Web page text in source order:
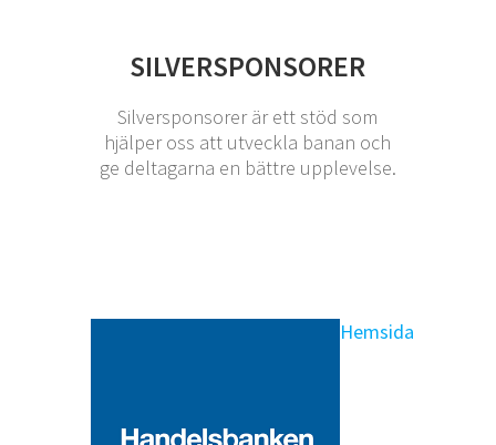
SILVERSPONSORER
Silversponsorer är ett stöd som
hjälper oss att utveckla banan och
ge deltagarna en bättre upplevelse.
Hemsida